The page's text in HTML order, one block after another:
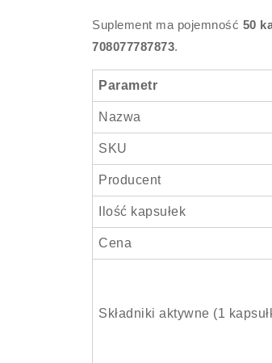
Suplement ma pojemność 50
708077787873.
Parametr
Nazwa
SKU
Producent
Ilość kapsułek
Cena
Składniki aktywne (1